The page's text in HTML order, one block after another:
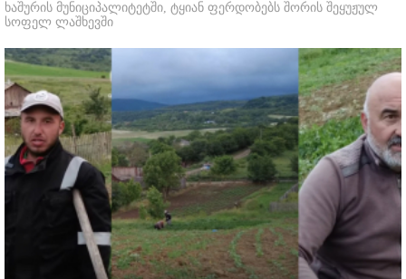
ხაშურის მუნიციპალიტეტში, ტყიან ფერდობებს შორის შეყუჟულ
სოფელ ლაშხევში